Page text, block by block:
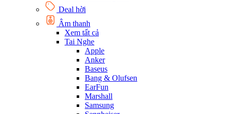
Deal hời
Âm thanh
Xem tất cả
Tai Nghe
Apple
Anker
Baseus
Bang & Olufsen
EarFun
Marshall
Samsung